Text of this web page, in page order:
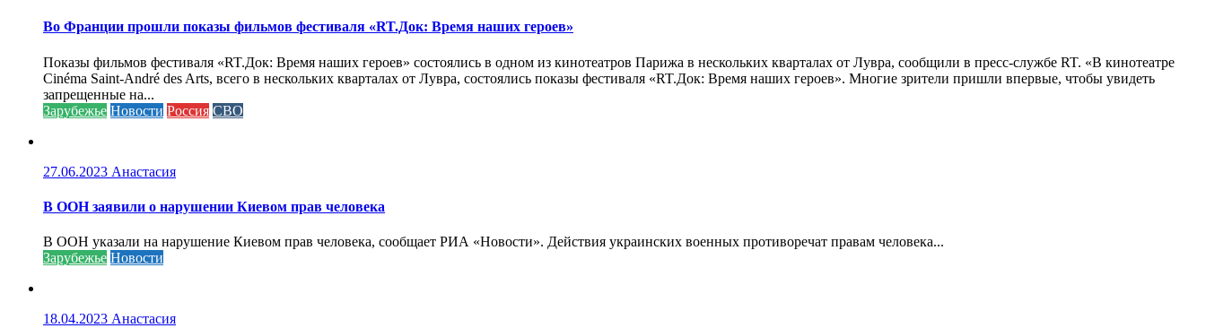
Во Франции прошли показы фильмов фестиваля «RT.Док: Время наших героев»
Показы фильмов фестиваля «RT.Док: Время наших героев» состоялись в одном из кинотеатров Парижа в нескольких кварталах от Лувра, сообщили в пресс-службе RT. «В кинотеатре
Cinéma Saint-André des Arts, всего в нескольких кварталах от Лувра, состоялись показы фестиваля «RT.Док: Время наших героев». Многие зрители пришли впервые, чтобы увидеть
запрещенные на...
Зарубежье Новости Россия СВО
27.06.2023 Анастасия
В ООН заявили о нарушении Киевом прав человека
В ООН указали на нарушение Киевом прав человека, сообщает РИА «Новости». Действия украинских военных противоречат правам человека...
Зарубежье Новости
18.04.2023 Анастасия